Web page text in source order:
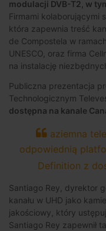
modulacji DVB-T2, w
Firmami kolaborującymi
która zapewnia treść
de Compostela w
UNESCO, oraz firma
na instalację
Publiczna prezentacja
Technologicznym
dostępna na kanale
aziemna
odpowiednią
Definition z
Santiago Rey, dyrektor
kanału w UHD jako
jakościowy, który
Santiago Rey zapewnił